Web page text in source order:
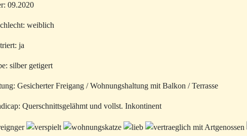
09.2020
weiblich
ja
silber getigert
Gesicherter Freigang / Wohnungshaltung mit Balkon / Terrasse
Querschnittsgelähmt und vollst. Inkontinent